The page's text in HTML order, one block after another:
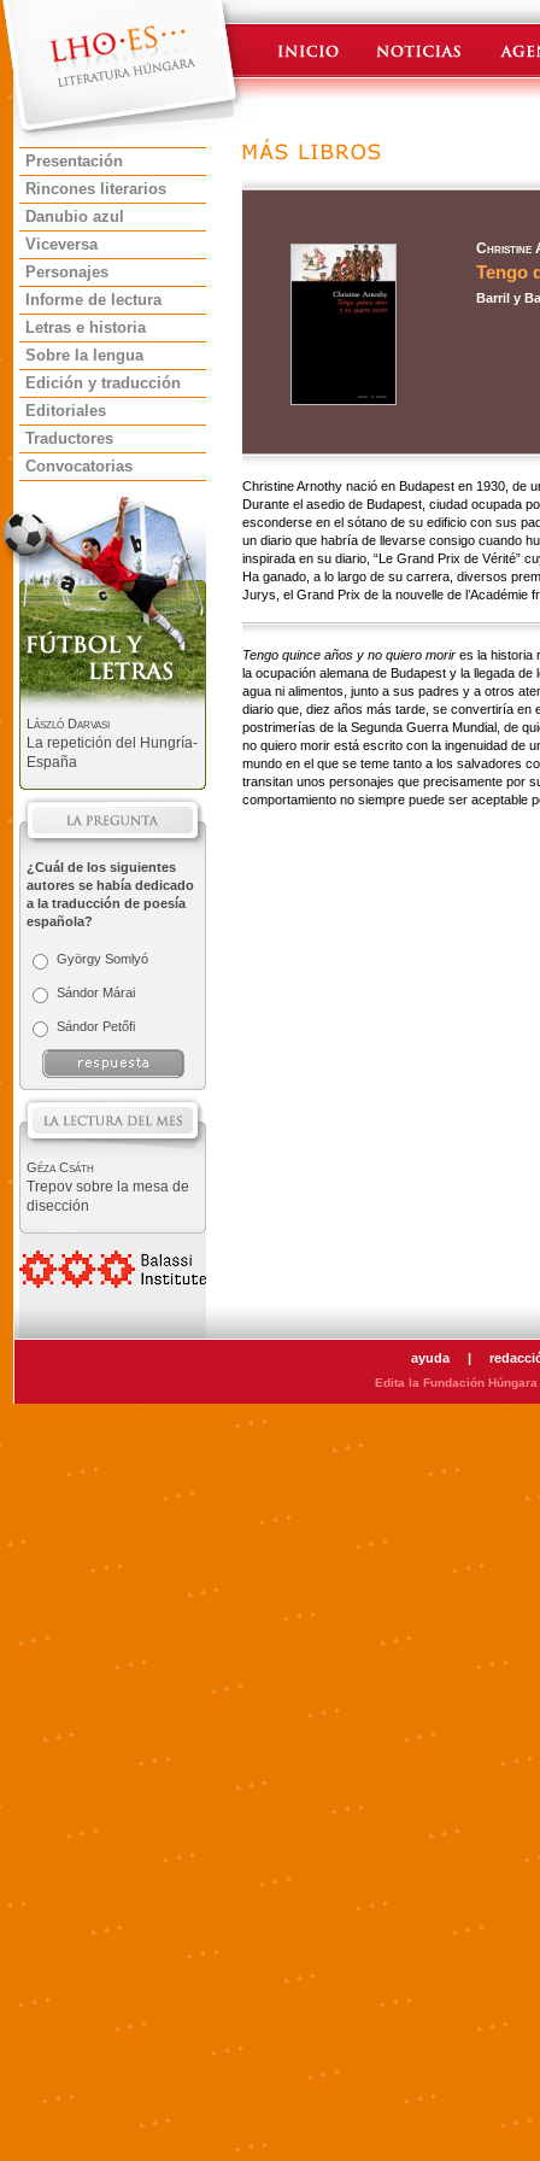
Presentación
Rincones literarios
Danubio azul
Viceversa
Personajes
Informe de lectura
Letras e historia
Sobre la lengua
Edición y traducción
Editoriales
Traductores
Convocatorias
László Darvasi
La repetición del Hungría-
España
¿Cuál de los siguientes
autores se había dedicado
a la traducción de poesía
española?
György Somlyó
Sándor Márai
Sándor Petőfi
Géza Csáth
Trepov sobre la mesa de
disección
Christine
Tengo
Barril y
Christine Arnothy nació en Budapest en 1930, de
Durante el asedio de Budapest, ciudad ocupada
esconderse en el sótano de su edificio con sus
un diario que habría de llevarse consigo cuando
inspirada en su diario, “Le Grand Prix de Vérité”
Ha ganado, a lo largo de su carrera, diversos
Jurys, el Grand Prix de la nouvelle de l’Académie
Tengo quince años y no quiero morir es la historia
la ocupación alemana de Budapest y la llegada
agua ni alimentos, junto a sus padres y a otros
diario que, diez años más tarde, se convertiría en
postrimerías de la Segunda Guerra Mundial, de
no quiero morir está escrito con la ingenuidad de
mundo en el que se teme tanto a los salvadores
transitan unos personajes que precisamente por
comportamiento no siempre puede ser aceptable
ayuda |
Edita la Fundación